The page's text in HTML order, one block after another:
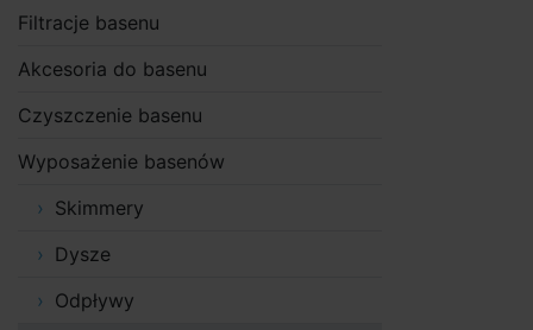
Filtracje basenu
Akcesoria do basenu
Czyszczenie basenu
Wyposażenie basenów
Skimmery
Dysze
Odpływy